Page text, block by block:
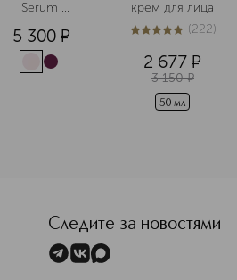
Serum
плампер для губ
5 300 ¤
крем для лица
5из 5222 (222)
2 677 ¤
3 150 ¤
50 мл
Следите за новостями